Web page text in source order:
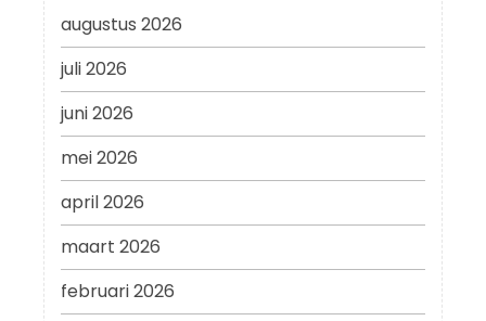
augustus 2026
juli 2026
juni 2026
mei 2026
april 2026
maart 2026
februari 2026